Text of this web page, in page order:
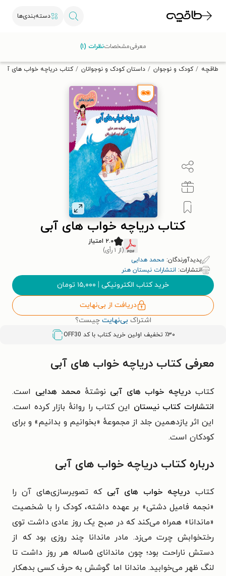
دسته‌بندی‌ها
تخفیف از طاقچه دریافت کن.
طاقچه کودک و نوجوان داستان کودک و نوجوانان کتاب دریاچه خواب های آبی
کتاب دریاچه خواب های آبی
۲.۰ امتیاز
(از ۱ رأی)
پدیدآورندگان: محمد هدایی
انتشارات: انتشارات نیستان هنر
خرید کتاب الکترونیکی | ۱۵,۰۰۰ تومان
دریافت از بی‌نهایت
اشتراک بی‌نهایت چیست؟
٪۳۰ تخفیف اولین خرید کتاب با کد OFF30
معرفیمشخصاتنظرات (۱)
معرفی کتاب دریاچه خواب های آبی
کتاب دریاچه خواب های آبی نوشتهٔ محمد هدایی است.
انتشارات کتاب نیستان این کتاب را روانهٔ بازار کرده است.
این اثر یازدهمین جلد از مجموعهٔ «بخوانیم و بدانیم» و برای
کودکان است.
درباره کتاب دریاچه خواب های آبی
کتاب دریاچه خواب های آبیکه تصویرسازی‌های آن را
«نجمه فامیل دشتی» بر عهده داشته، کودک را با شخصیت
«ماندانا» همراه می‌کند که در صبح یک روز عادی داشت توی
رختخوابش چرت می‌زد. مادر ماندانا چند روزی بود که از
دستش ناراحت بود؛ چون ماندانای ۵ساله هر روز داشت تا
لنگ ظهر می‌خوابید. ماندانا اما گوشش به حرف کسی بدهکار